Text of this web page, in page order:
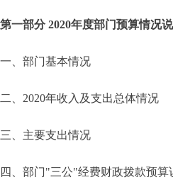
部分 2020年度部门预算情况说
部门基本情况
2020年收入及支出总体情况
主要支出情况
部门"三公"经费财政拨款预算